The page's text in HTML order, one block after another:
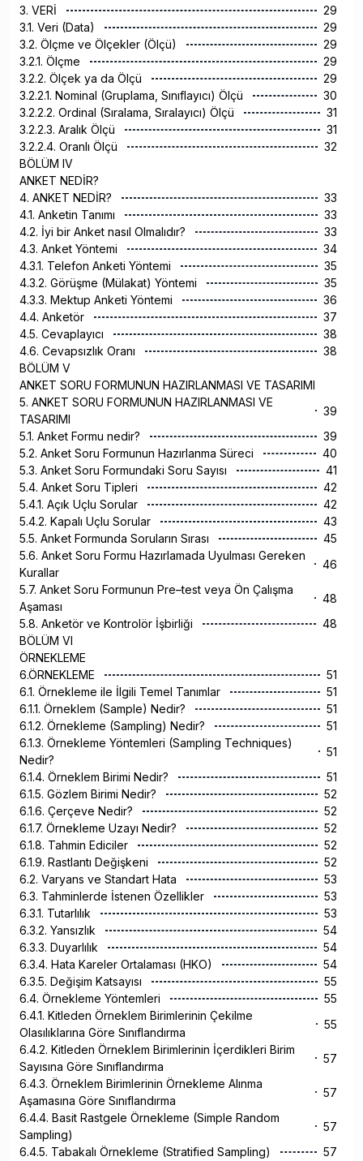
3. VERİ
29
3.1. Veri (Data)
29
3.2. Ölçme ve Ölçekler (Ölçü)
29
3.2.1. Ölçme
29
3.2.2. Ölçek ya da Ölçü
29
3.2.2.1. Nominal (Gruplama, Sınıflayıcı) Ölçü
30
3.2.2.2. Ordinal (Sıralama, Sıralayıcı) Ölçü
31
3.2.2.3. Aralık Ölçü
31
3.2.2.4. Oranlı Ölçü
32
BÖLÜM IV
ANKET NEDİR?
4. ANKET NEDİR?
33
4.1. Anketin Tanımı
33
4.2. İyi bir Anket nasıl Olmalıdır?
33
4.3. Anket Yöntemi
34
4.3.1. Telefon Anketi Yöntemi
35
4.3.2. Görüşme (Mülakat) Yöntemi
35
4.3.3. Mektup Anketi Yöntemi
36
4.4. Anketör
37
4.5. Cevaplayıcı
38
4.6. Cevapsızlık Oranı
38
BÖLÜM V
ANKET SORU FORMUNUN HAZIRLANMASI VE TASARIMI
5. ANKET SORU FORMUNUN HAZIRLANMASI VE
TASARIMI
39
5.1. Anket Formu nedir?
39
5.2. Anket Soru Formunun Hazırlanma Süreci
40
5.3. Anket Soru Formundaki Soru Sayısı
41
5.4. Anket Soru Tipleri
42
5.4.1. Açık Uçlu Sorular
42
5.4.2. Kapalı Uçlu Sorular
43
5.5. Anket Formunda Soruların Sırası
45
5.6. Anket Soru Formu Hazırlamada Uyulması Gereken
Kurallar
46
5.7. Anket Soru Formunun Pre–test veya Ön Çalışma
Aşaması
48
5.8. Anketör ve Kontrolör İşbirliği
48
BÖLÜM VI
ÖRNEKLEME
6.ÖRNEKLEME
51
6.1. Örnekleme ile İlgili Temel Tanımlar
51
6.1.1. Örneklem (Sample) Nedir?
51
6.1.2. Örnekleme (Sampling) Nedir?
51
6.1.3. Örnekleme Yöntemleri (Sampling Techniques)
Nedir?
51
6.1.4. Örneklem Birimi Nedir?
51
6.1.5. Gözlem Birimi Nedir?
52
6.1.6. Çerçeve Nedir?
52
6.1.7. Örnekleme Uzayı Nedir?
52
6.1.8. Tahmin Ediciler
52
6.1.9. Rastlantı Değişkeni
52
6.2. Varyans ve Standart Hata
53
6.3. Tahminlerde İstenen Özellikler
53
6.3.1. Tutarlılık
53
6.3.2. Yansızlık
54
6.3.3. Duyarlılık
54
6.3.4. Hata Kareler Ortalaması (HKO)
54
6.3.5. Değişim Katsayısı
55
6.4. Örnekleme Yöntemleri
55
6.4.1. Kitleden Örneklem Birimlerinin Çekilme
Olasılıklarına Göre Sınıflandırma
55
6.4.2. Kitleden Örneklem Birimlerinin İçerdikleri Birim
Sayısına Göre Sınıflandırma
57
6.4.3. Örneklem Birimlerinin Örnekleme Alınma
Aşamasına Göre Sınıflandırma
57
6.4.4. Basit Rastgele Örnekleme (Simple Random
Sampling)
57
6.4.5. Tabakalı Örnekleme (Stratified Sampling)
57